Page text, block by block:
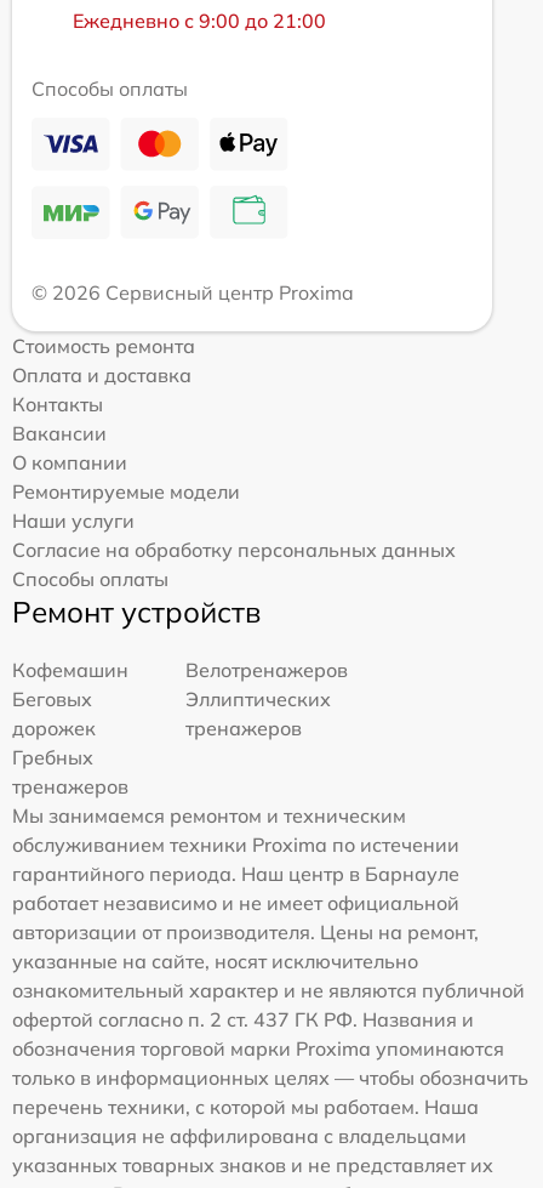
Ежедневно с 9:00 до 21:00
Способы оплаты
© 2026 Сервисный центр Proxima
Стоимость ремонта
Оплата и доставка
Контакты
Вакансии
О компании
Ремонтируемые модели
Наши услуги
Согласие на обработку персональных данных
Способы оплаты
Ремонт устройств
Кофемашин
Велотренажеров
Беговых
дорожек
Эллиптических
тренажеров
Гребных
тренажеров
Мы занимаемся ремонтом и техническим
обслуживанием техники Proxima по истечении
гарантийного периода. Наш центр в Барнауле
работает независимо и не имеет официальной
авторизации от производителя. Цены на ремонт,
указанные на сайте, носят исключительно
ознакомительный характер и не являются публичной
офертой согласно п. 2 ст. 437 ГК РФ. Названия и
обозначения торговой марки Proxima упоминаются
только в информационных целях — чтобы обозначить
перечень техники, с которой мы работаем. Наша
организация не аффилирована с владельцами
указанных товарных знаков и не представляет их